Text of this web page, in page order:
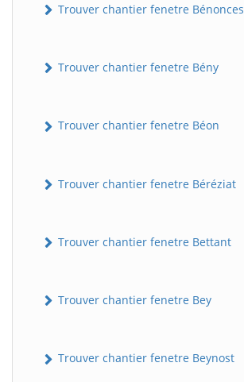
Trouver chantier fenetre Bénonces
Trouver chantier fenetre Bény
Trouver chantier fenetre Béon
Trouver chantier fenetre Béréziat
Trouver chantier fenetre Bettant
Trouver chantier fenetre Bey
Trouver chantier fenetre Beynost